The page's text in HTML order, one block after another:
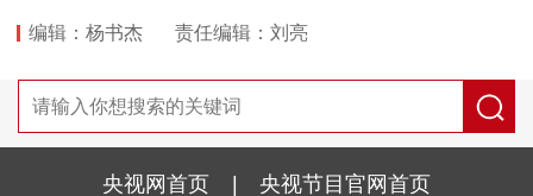
编辑：杨书杰 责任编辑：刘亮
央视网首页 | 央视节目官网首页